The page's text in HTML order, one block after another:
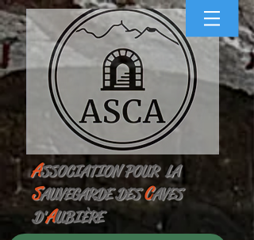
ASSOCIATION POURLA
SAUVEGARDEDESCAVES
D'AUBIÈRE